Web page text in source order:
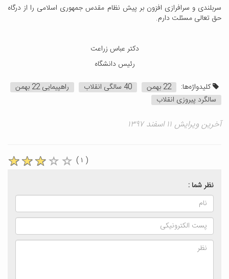
سربلندی و سرافرازی افزون بر پیش نظام مقدس جمهوری اسلامی را از درگاه
حق تعالی مسئلت دارم.
دکتر عباس زراعت
رئیس دانشگاه
کلیدواژه‌ها:
22 بهمن 40 سالگی انقلاب
راهپیمایی 22 بهمن
سالگرد پیروزی انقلاب
آخرین ویرایش ۱۱ اسفند ۱۳۹۷
( ۱ )
نظر شما :